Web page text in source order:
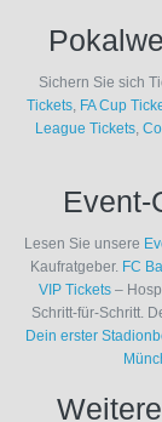
Sichern Sie sich
Tickets, FA Cup
League Tickets
Event-
Lesen Sie unsere
Kaufratgeber. FC
VIP Tickets –
Schritt-für-Schritt.
Dein erster